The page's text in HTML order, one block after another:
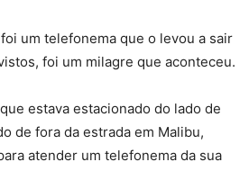
um telefonema que o levou a sair
foi um milagre que aconteceu.
estava estacionado do lado de
de fora da estrada em Malibu,
atender um telefonema da sua